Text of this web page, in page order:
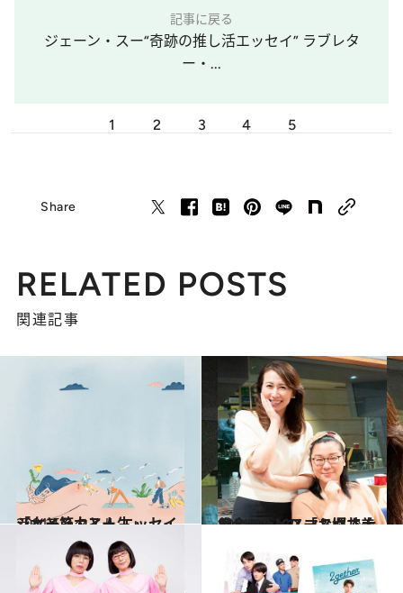
記事に戻る
ジェーン・スー“奇跡の推し活エッセイ” ラブレタ
ー・...
1 2 3 4 5
Share
RELATED POSTS
関連記事
2021.5.6
ジェーン・スー エッセイ 「女と筋力と人生」
ライフスタイル 2021.10.22
ジェーン・スー＆堀井美香と100人の 「おばさん」フェイスマスクで大集合
カルチャー